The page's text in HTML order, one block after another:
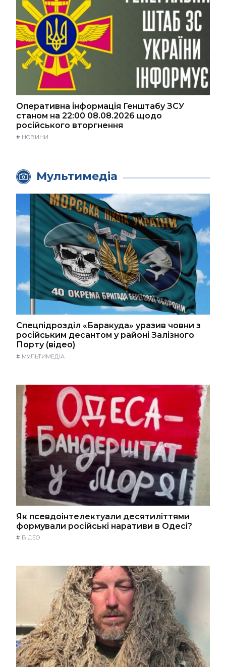
Оперативна інформація Генштабу ЗСУ
станом на 22:00 08.08.2026 щодо
російського вторгнення
# НОВИНИ
Мультимедіа
Спецпідрозділ «Баракуда» уразив човни з
російським десантом у районі Залізного
Порту (відео)
# МУЛЬТИМЕДІА
Як псевдоінтелектуали десятиліттями
формували російські наративи в Одесі?
# ВІДЕО